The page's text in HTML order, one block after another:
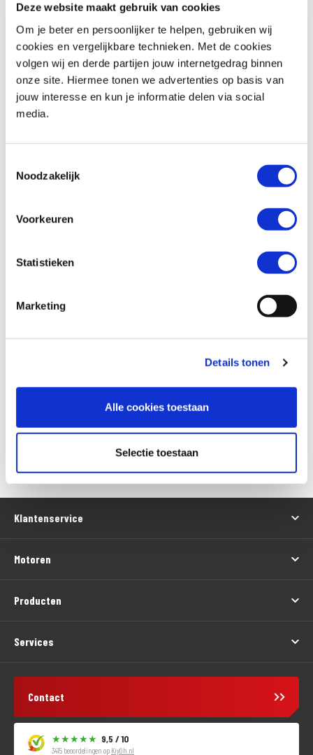
Deze website maakt gebruik van cookies
Om je beter en persoonlijker te helpen, gebruiken wij
cookies en vergelijkbare technieken. Met de cookies
volgen wij en derde partijen jouw internetgedrag binnen
onze site. Hiermee tonen we advertenties op basis van
jouw interesse en kun je informatie delen via social
media.
Noodzakelijk
Voorkeuren
Statistieken
Marketing
Details tonen
Alle cookies toestaan
Selectie toestaan
E-mailadres *
Klantenservice
Motoren
Producten
Services
Contact
9,5 / 10
3415 beoordelingen op KiyOh.nl